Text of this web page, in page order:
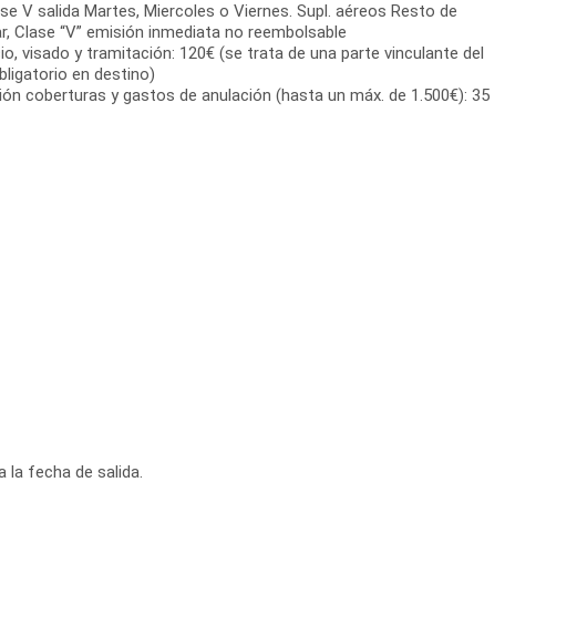
V salida Martes, Miercoles o Viernes. Supl. aéreos Resto de
Clase “V” emisión inmediata no reembolsable
visado y tramitación: 120€ (se trata de una parte vinculante del
en destino)
coberturas y gastos de anulación (hasta un máx. de 1.500€): 35
la fecha de salida.